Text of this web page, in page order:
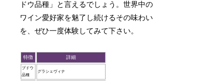
ドウ品種」と言えるでしょう。世界中の
ワイン愛好家を魅了し続けるその味わい
を、ぜひ一度体験してみて下さい。
特徴 詳細
ブドウ
品種
グラシェヴィナ